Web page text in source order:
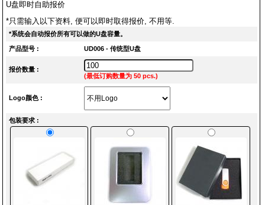
U盘即时自助报价
*只需输入以下资料, 便可以即时取得报价, 不用等.
*系统会自动报价所有可以做的U盘容量。
产品型号 : UD006 - 传统型U盘
报价数量 :
(最低订购数量为 50 pcs.)
Logo颜色 :
包装要求 :